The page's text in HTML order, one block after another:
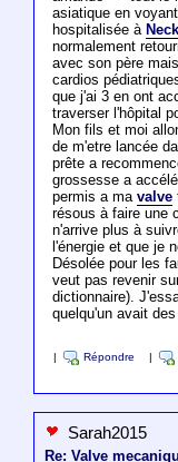
asiatique en
hospitalisée à
normalement
avec son père
cardios
que j'ai 3 en ont
traverser l'hôpital
Mon fils et moi
de m'etre lancée
prête a
grossesse a
permis a ma valve
résous à faire une
n'arrive plus à
l'énergie et que je
Désolée pour les
veut pas revenir
dictionnaire).
quelqu'un avait
Répondre
Sarah2015
Re: Valve